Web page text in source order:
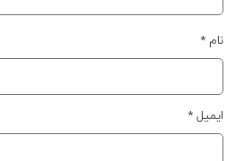
نام*
ایمیل*